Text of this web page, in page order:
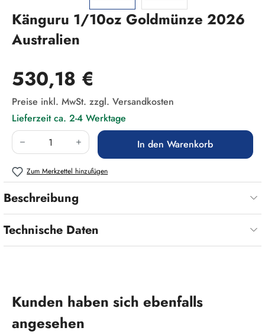
Känguru 1/10oz Goldmünze 2026
Australien
Regulärer Preis:
530,18 €
Preise inkl. MwSt. zzgl. Versandkosten
Lieferzeit ca. 2-4 Werktage
Produkt Anzahl: Gib den gewünschten Wert
In den Warenkorb
Zum Merkzettel hinzufügen
Beschreibung
Technische Daten
Produktgalerie überspringen
Kunden haben sich ebenfalls
angesehen